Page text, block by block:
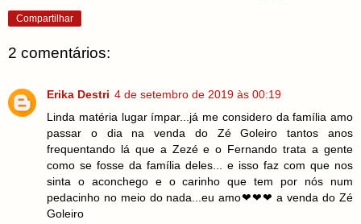
Compartilhar
2 comentários:
Erika Destri 4 de setembro de 2019 às 00:19
Linda matéria lugar ímpar...já me considero da família amo
passar o dia na venda do Zé Goleiro tantos anos
frequentando lá que a Zezé e o Fernando trata a gente
como se fosse da família deles... e isso faz com que nos
sinta o aconchego e o carinho que tem por nós num
pedacinho no meio do nada...eu amo❤❤❤ a venda do Zé
Goleiro